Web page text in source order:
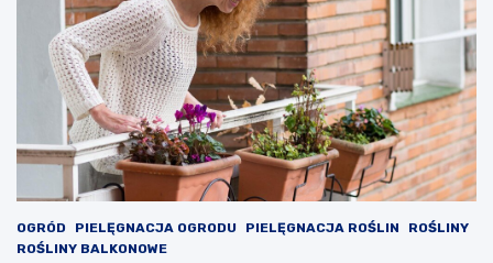
OGRÓD PIELĘGNACJA OGRODU PIELĘGNACJA ROŚLIN
ROŚLINY
ROŚLINY BALKONOWE